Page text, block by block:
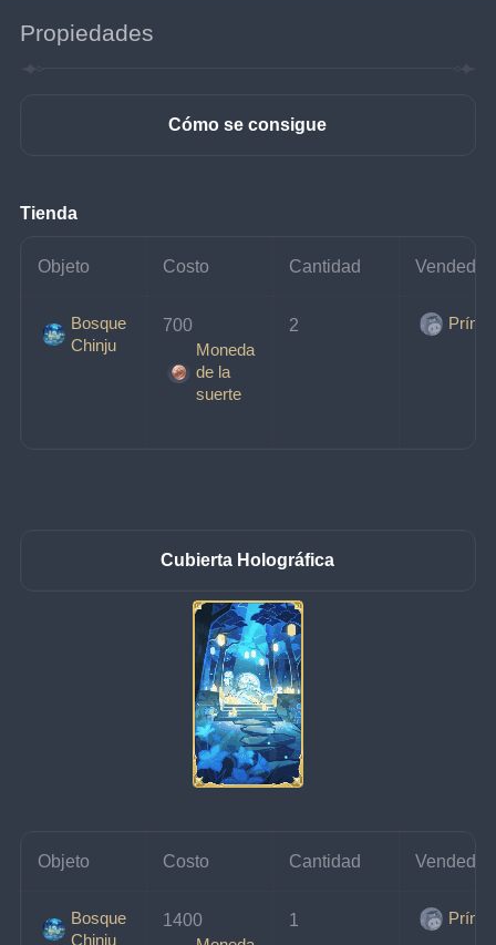
Propiedades
Cómo se consigue
Tienda
Objeto Costo Cantidad Vendedor
Bosque
Chinju
700
Moneda
de la
suerte
2
Cubierta Holográfica
Objeto Costo Cantidad Vendedor
Bosque
Chinju
1400
1